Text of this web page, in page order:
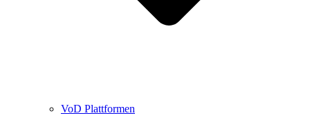
VoD Plattformen